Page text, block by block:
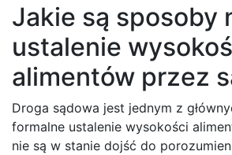
Jakie są sposoby
ustalenie
alimentów przez
Droga sądowa jest jednym z
formalne ustalenie wysokości
nie są w stanie dojść do